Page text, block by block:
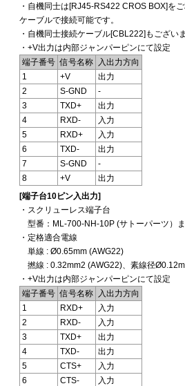
・自機同士は[RJ45-RS422 CROS BOX]を
ケーブルで接続可能です。
・自機同士接続ケーブル[CBL222]もございま
・+V出力は内部ジャンパーピンにて設定
端子番号 信号名称
入出力方向
1
+V
出力
2
S-GND
-
3
TXD+
出力
4
RXD-
入力
5
RXD+
入力
6
TXD-
出力
7
S-GND
-
8
+V
出力
[端子台10ピン入出力]
・スクリューレス端子台
型番：ML-700-NH-10P (サトーパーツ）
・定格適合電線
単線 : Ø0.65mm (AWG22)
撚線 : 0.32mm2 (AWG22)、素線径
・+V出力は内部ジャンパーピンにて設定
端子番号 信号名称
入出力方向
1
RXD+
入力
2
RXD-
入力
3
TXD+
出力
4
TXD-
出力
5
CTS+
入力
6
CTS-
入力